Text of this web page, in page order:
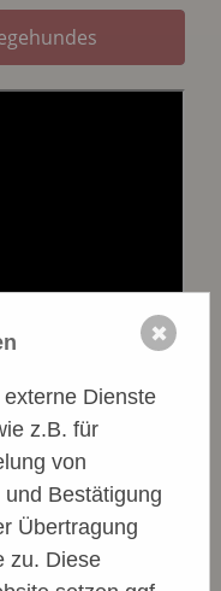
Dienste
z.B. für
von
Bestätigung
Übertragung
zu. Diese
✖